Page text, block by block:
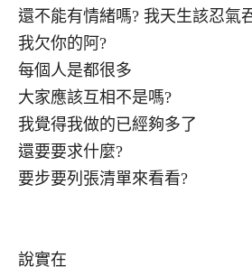
還不能有情緒嗎? 我天生該忍氣
我欠你的阿?
每個人是都很多
大家應該互相不是嗎?
我覺得我做的已經夠多了
還要要求什麼?
要步要列張清單來看看?
說實在